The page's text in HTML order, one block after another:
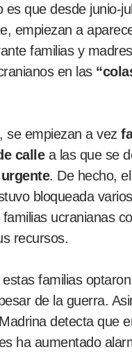
es que desde junio-
empiezan a
familias y
en las
se empiezan a vez
callea las que se
. De hecho,
bloqueada
ucranianas
recursos.
familias
de la guerra.
detecta que
ha aumentado